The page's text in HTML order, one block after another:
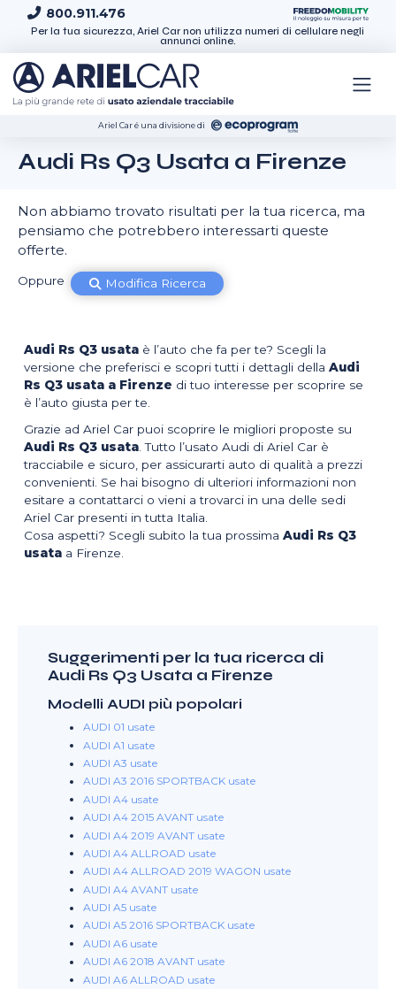
Skip to content
800.911.476
Per la tua sicurezza, Ariel Car non utilizza numeri di cellulare negli
annunci online.
Ariel Car é una divisione di
Audi Rs Q3 Usata a Firenze
Non abbiamo trovato risultati per la tua ricerca, ma
pensiamo che potrebbero interessarti queste
offerte.
Oppure Modifica Ricerca
Audi Rs Q3 usata è l’auto che fa per te? Scegli la
versione che preferisci e scopri tutti i dettagli dellaAudi
Rs Q3 usata a Firenze di tuo interesse per scoprire se
è l’auto giusta per te.
Grazie ad Ariel Car puoi scoprire le migliori proposte su
Audi Rs Q3 usata . Tutto l’usato Audi di Ariel Car è
tracciabile e sicuro, per assicurarti auto di qualità a prezzi
convenienti. Se hai bisogno di ulteriori informazioni non
esitare a contattarci o vieni a trovarci in una delle sedi
Ariel Car presenti in tutta Italia.
Cosa aspetti? Scegli subito la tua prossimaAudi Rs Q3
usata a Firenze.
Suggerimenti per la tua ricerca di
Audi Rs Q3 Usata a Firenze
Modelli AUDI più popolari
AUDI 01 usate
AUDI A1 usate
AUDI A3 usate
AUDI A3 2016 SPORTBACK usate
AUDI A4 usate
AUDI A4 2015 AVANT usate
AUDI A4 2019 AVANT usate
AUDI A4 ALLROAD usate
AUDI A4 ALLROAD 2019 WAGON usate
AUDI A4 AVANT usate
AUDI A5 usate
AUDI A5 2016 SPORTBACK usate
AUDI A6 usate
AUDI A6 2018 AVANT usate
AUDI A6 ALLROAD usate